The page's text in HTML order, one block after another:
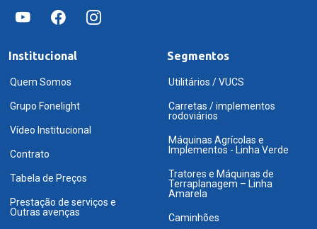
Institucional
Quem Somos
Grupo Fonelight
Vídeo Institucional
Contrato
Tabela de Preços
Prestação de serviços e
Outras avenças
Segmentos
Utilitários / VUCS
Carretas / implementos
rodoviários
Máquinas Agrícolas e
Implementos - Linha Verde
Tratores e Máquinas de
Terraplanagem – Linha
Amarela
Caminhões